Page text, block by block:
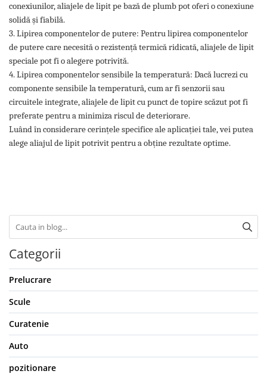
conexiunilor, aliajele de lipit pe bază de plumb pot oferi o conexiune
solidă și fiabilă.
3. Lipirea componentelor de putere: Pentru lipirea componentelor
de putere care necesită o rezistență termică ridicată, aliajele de lipit
speciale pot fi o alegere potrivită.
4. Lipirea componentelor sensibile la temperatură: Dacă lucrezi cu
componente sensibile la temperatură, cum ar fi senzorii sau
circuitele integrate, aliajele de lipit cu punct de topire scăzut pot fi
preferate pentru a minimiza riscul de deteriorare.
Luând în considerare cerințele specifice ale aplicației tale, vei putea
alege aliajul de lipit potrivit pentru a obține rezultate optime.
Categorii
Prelucrare
Scule
Curatenie
Auto
pozitionare